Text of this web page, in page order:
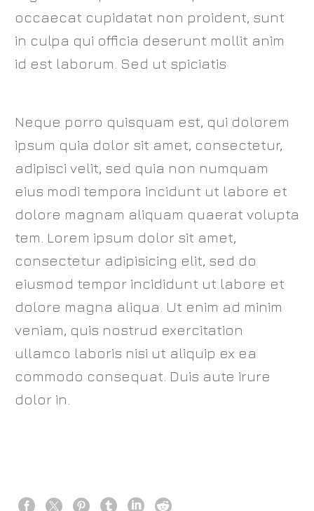
occaecat cupidatat non proident, sunt
in culpa qui officia deserunt mollit anim
id est laborum. Sed ut spiciatis
Neque porro quisquam est, qui dolorem
ipsum quia dolor sit amet, consectetur,
adipisci velit, sed quia non numquam
eius modi tempora incidunt ut labore et
dolore magnam aliquam quaerat volupta
tem. Lorem ipsum dolor sit amet,
consectetur adipisicing elit, sed do
eiusmod tempor incididunt ut labore et
dolore magna aliqua. Ut enim ad minim
veniam, quis nostrud exercitation
ullamco laboris nisi ut aliquip ex ea
commodo consequat. Duis aute irure
dolor in.